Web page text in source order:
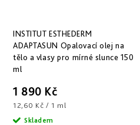
INSTITUT ESTHEDERM
ADAPTASUN Opalovací olej na
tělo a vlasy pro mírné slunce 150
ml
1 890 Kč
Měrná
cena:
12,60 Kč / 1 ml
Skladem